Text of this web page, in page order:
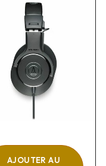
AJOUTER AU